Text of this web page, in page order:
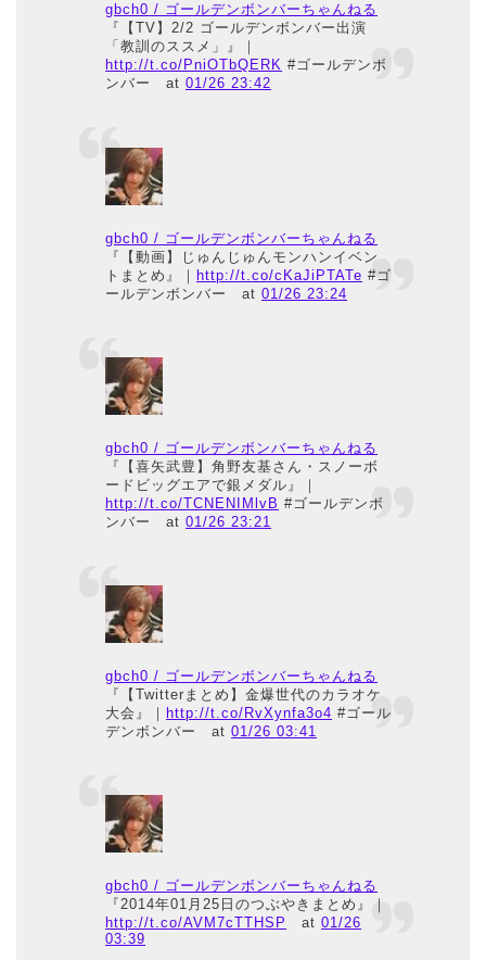
gbch0 / ゴールデンボンバーちゃんねる
『【TV】2/2 ゴールデンボンバー出演
「教訓のススメ」』｜
http://t.co/PniOTbQERK #ゴールデンボ
ンバー
at01/26 23:42
gbch0 / ゴールデンボンバーちゃんねる
『【動画】じゅんじゅんモンハンイベン
トまとめ』｜ http://t.co/cKaJiPTATe #ゴ
ールデンボンバー
at01/26 23:24
gbch0 / ゴールデンボンバーちゃんねる
『【喜矢武豊】角野友基さん・スノーボ
ードビッグエアで銀メダル』｜
http://t.co/TCNENIMlvB #ゴールデンボ
ンバー
at01/26 23:21
gbch0 / ゴールデンボンバーちゃんねる
『【Twitterまとめ】金爆世代のカラオケ
大会』｜ http://t.co/RvXynfa3o4 #ゴール
デンボンバー
at01/26 03:41
gbch0 / ゴールデンボンバーちゃんねる
『2014年01月25日のつぶやきまとめ』｜
http://t.co/AVM7cTTHSP
at01/26
03:39